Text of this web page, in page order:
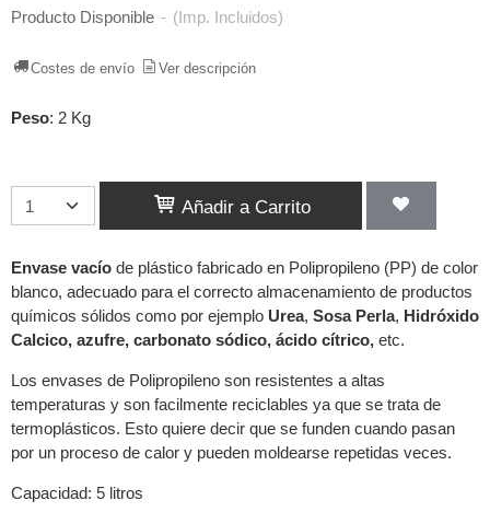
Producto Disponible - (Imp. Incluidos)
Costes de envío Ver descripción
Peso: 2 Kg
Añadir a Carrito
Envase vacío de plástico fabricado en Polipropileno (PP) de color
blanco, adecuado para el correcto almacenamiento de productos
químicos sólidos como por ejemplo Urea, Sosa Perla, Hidróxido
Calcico, azufre, carbonato sódico, ácido cítrico, etc.
Los envases de Polipropileno son resistentes a altas
temperaturas y son facilmente reciclables ya que se trata de
termoplásticos. Esto quiere decir que se funden cuando pasan
por un proceso de calor y pueden moldearse repetidas veces.
Capacidad: 5 litros